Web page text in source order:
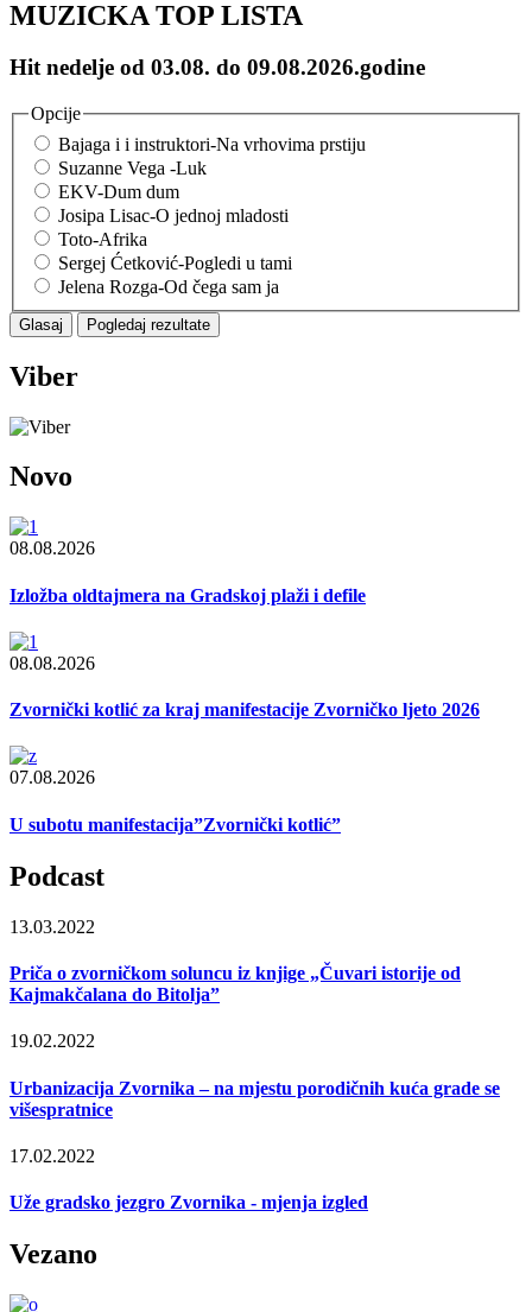
MUZICKA TOP LISTA
Hit nedelje od 03.08. do 09.08.2026.godine
Opcije
Bajaga i i instruktori-Na vrhovima prstiju
Suzanne Vega -Luk
EKV-Dum dum
Josipa Lisac-O jednoj mladosti
Toto-Afrika
Sergej Ćetković-Pogledi u tami
Jelena Rozga-Od čega sam ja
Viber
Novo
08.08.2026
Izložba oldtajmera na Gradskoj plaži i defile
08.08.2026
Zvornički kotlić za kraj manifestacije Zvorničko ljeto 2026
07.08.2026
U subotu manifestacija”Zvornički kotlić”
Podcast
13.03.2022
Priča o zvorničkom soluncu iz knjige „Čuvari istorije od
Kajmakčalana do Bitolja”
19.02.2022
Urbanizacija Zvornika – na mjestu porodičnih kuća grade se
višespratnice
17.02.2022
Uže gradsko jezgro Zvornika - mjenja izgled
Vezano